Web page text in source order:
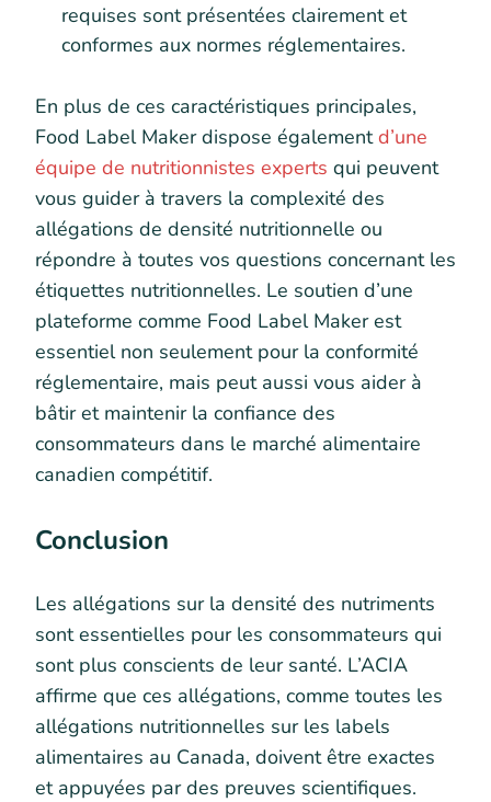
requises sont présentées clairement et
conformes aux normes réglementaires.
En plus de ces caractéristiques principales,
Food Label Maker dispose égalementd’une
équipe de nutritionnistes experts qui peuvent
vous guider à travers la complexité des
allégations de densité nutritionnelle ou
répondre à toutes vos questions concernant les
étiquettes nutritionnelles. Le soutien d’une
plateforme comme Food Label Maker est
essentiel non seulement pour la conformité
réglementaire, mais peut aussi vous aider à
bâtir et maintenir la confiance des
consommateurs dans le marché alimentaire
canadien compétitif.
Conclusion
Les allégations sur la densité des nutriments
sont essentielles pour les consommateurs qui
sont plus conscients de leur santé. L’ACIA
affirme que ces allégations, comme toutes les
allégations nutritionnelles sur les labels
alimentaires au Canada, doivent être exactes
et appuyées par des preuves scientifiques.